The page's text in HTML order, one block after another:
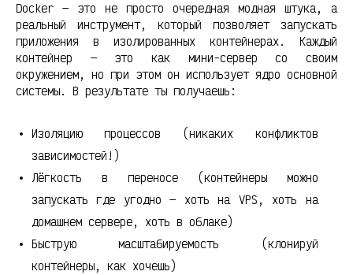
Docker — это не просто очередная модная штука, а
реальный инструмент, который позволяет запускать
приложения в изолированных контейнерах. Каждый
контейнер — это как мини-сервер со своим
окружением, но при этом он использует ядро основной
системы. В результате ты получаешь:
Изоляцию процессов (никаких конфликтов
зависимостей!)
Лёгкость в переносе (контейнеры можно
запускать где угодно — хоть на VPS, хоть на
домашнем сервере, хоть в облаке)
Быструю масштабируемость (клонируй
контейнеры, как хочешь)